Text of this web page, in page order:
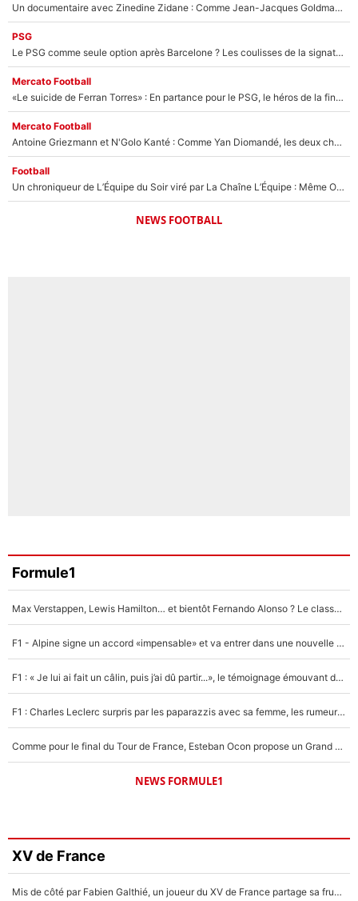
Un documentaire avec Zinedine Zidane : Comme Jean-Jacques Goldman et Mylène Farmer, le nouveau sélectionneur de l'équipe de France a recalé une journaliste très connue
PSG
Le PSG comme seule option après Barcelone ? Les coulisses de la signature historique de Lionel Messi sont révélées au grand jour !
Mercato Football
«Le suicide de Ferran Torres» : En partance pour le PSG, le héros de la finale de la Coupe du monde s'attire les foudres de la presse espagnole !
Mercato Football
Antoine Griezmann et N'Golo Kanté : Comme Yan Diomandé, les deux champions du monde ont refusé de signer au PSG !
Football
Un chroniqueur de L’Équipe du Soir viré par La Chaîne L’Équipe : Même Olivier Ménard n’avait pas pu empêcher son départ, «je l’ai appris sur Twitter, je l’ai vécu assez mal»
NEWS FOOTBALL
Formule1
Max Verstappen, Lewis Hamilton… et bientôt Fernando Alonso ? Le classement des pilotes les mieux payés en Formule 1 risque de changer !
F1 - Alpine signe un accord «impensable» et va entrer dans une nouvelle dimension : Grande nouvelle pour Pierre Gasly !
F1 : « Je lui ai fait un câlin, puis j’ai dû partir...», le témoignage émouvant de Max Verstappen sur sa fille
F1 : Charles Leclerc surpris par les paparazzis avec sa femme, les rumeurs étaient vraies !
Comme pour le final du Tour de France, Esteban Ocon propose un Grand Prix de Formule 1 à Paris : «Autour de l’Arc de Triomphe, ce serait génial» !
NEWS FORMULE1
XV de France
Mis de côté par Fabien Galthié, un joueur du XV de France partage sa frustration : «ils ne me l’ont pas dit tout de suite»